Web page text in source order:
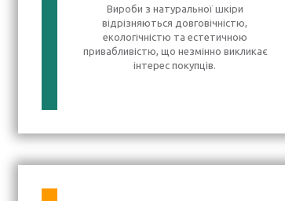
Вироби з натуральної шкіри
відрізняються довговічністю,
екологічністю та естетичною
привабливістю, що незмінно викликає
інтерес покупців.